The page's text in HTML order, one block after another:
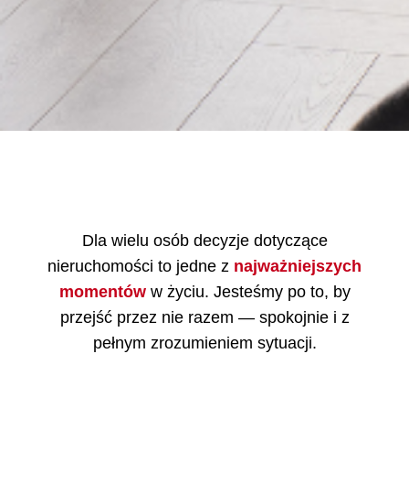
Dla wielu osób decyzje dotyczące
nieruchomości to jedne z najważniejszych
momentów w życiu. Jesteśmy po to, by
przejść przez nie razem — spokojnie i z
pełnym zrozumieniem sytuacji.